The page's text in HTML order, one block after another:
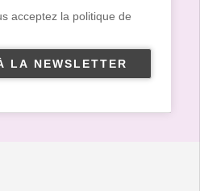
acceptez la politique de